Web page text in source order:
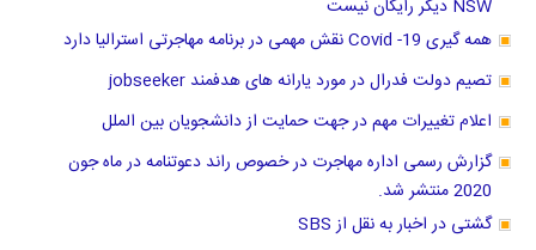
همه گیری Covid -19 نقش مهمی در برنامه مهاجرتی استرالیا دارد
تصیم دولت فدرال در مورد یارانه های هدفمند jobseeker
اعلام تغییرات مهم در جهت حمایت از دانشجویان بین الملل
گزارش رسمی اداره مهاجرت در خصوص راند دعوتنامه در ماه جون
2020 منتشر شد.
گشتی در اخبار به نقل از SBS